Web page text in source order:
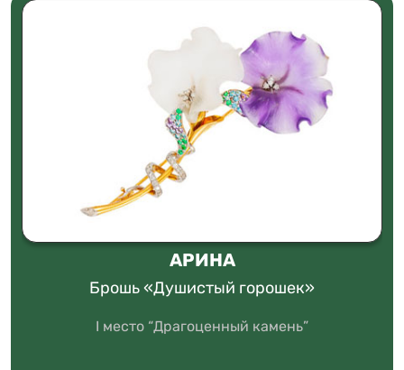
АРИНА
Брошь «Душистый горошек»
I место “Драгоценный камень”